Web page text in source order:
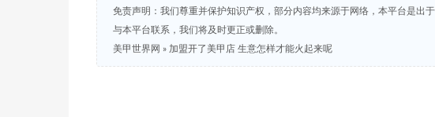
免责声明：我们尊重并保护知识产权，部分内容均来源于网络，本平台是出
与本平台联系，我们将及时更正或删除。
美甲世界网 » 加盟开了美甲店 生意怎样才能火起来呢